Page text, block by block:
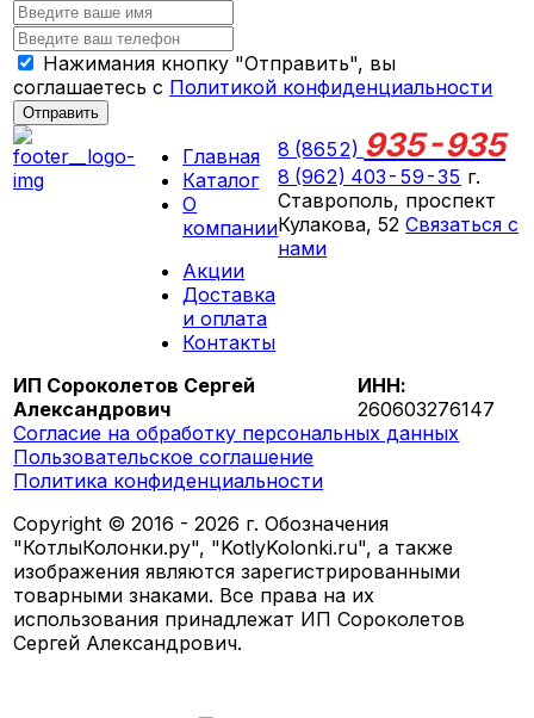
Нажимания кнопку "Отправить", вы
соглашаетесь с Политикой конфиденциальности
Отправить
Главная
Каталог
О
компании
Акции
Доставка
и оплата
Контакты
8 (8652) 935-935
8 (962) 403-59-35 г.
Ставрополь, проспект
Кулакова, 52Связаться с
нами
ИП Сороколетов Сергей
Александрович
ИНН:
260603276147
Согласие на обработку персональных данных
Пользовательское соглашение
Политика конфиденциальности
Copyright © 2016 - 2026 г. Обозначения
"КотлыКолонки.ру", "KotlyKolonki.ru", а также
изображения являются зарегистрированными
товарными знаками. Все права на их
использования принадлежат ИП Сороколетов
Сергей Александрович.